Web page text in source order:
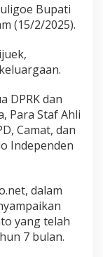
Bupati
(15/2/2025).
DPRK dan
Para Staf Ahli
Camat, dan
Independen
dalam
yang telah
7 bulan.